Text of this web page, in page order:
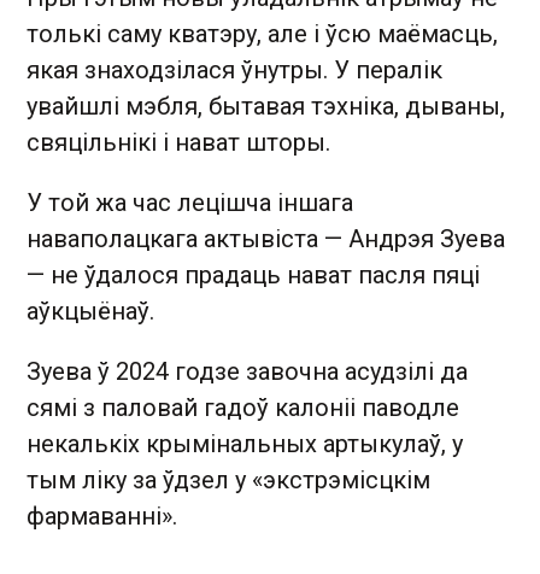
толькі саму кватэру, але і ўсю маёмасць,
якая знаходзілася ўнутры. У пералік
увайшлі мэбля, бытавая тэхніка, дываны,
свяцільнікі і нават шторы.
У той жа час лецішча іншага
наваполацкага актывіста — Андрэя Зуева
— не ўдалося прадаць нават пасля пяці
аўкцыёнаў.
Зуева ў 2024 годзе завочна асудзілі да
сямі з паловай гадоў калоніі паводле
некалькіх крымінальных артыкулаў, у
тым ліку за ўдзел у «экстрэмісцкім
фармаванні».